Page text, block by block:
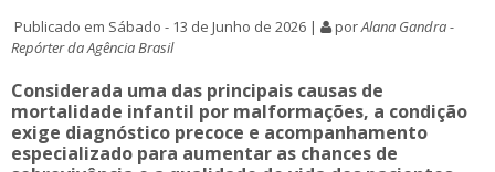
Publicado em Sábado - 13 de Junho de 2026 | porAlana Gandra -
Repórter da Agência Brasil
Considerada uma das principais causas de
mortalidade infantil por malformações, a condição
exige diagnóstico precoce e acompanhamento
especializado para aumentar as chances de